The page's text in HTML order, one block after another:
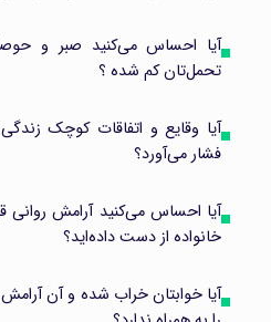
آیا احساس می‌کنید صبر و
تحمل‌تان کم شده ؟
آیا وقایع و اتفاقات کوچک
فشار می‌آورد؟
آیا احساس می‌کنید آرامش روانی
خانواده از دست داده‌اید؟
آیا خوابتان خراب شده و آن